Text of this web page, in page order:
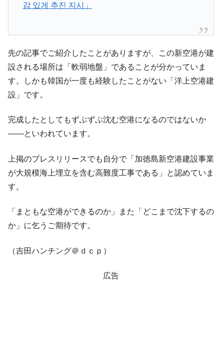
감 있게 추진 지시」
先の記事でご紹介したことがありますが、この新空港が建
設される場所は「軟弱地盤」であることが分かっていま
す。しかも韓国が一度も経験したことがない「洋上空港建
設」です。
完成したとしてもずぶずぶ沈む空港になるのではないか
――といわれています。
上掲のプレスリリースでも自分で「加徳島新空港建設事業
が大規模海上埋立を含む高難度工事である」と認めていま
す。
「まともな空港ができるのか」また「どこまで沈下するの
か」に乞うご期待です。
（吉田ハンチング＠ｄｃｐ）
広告